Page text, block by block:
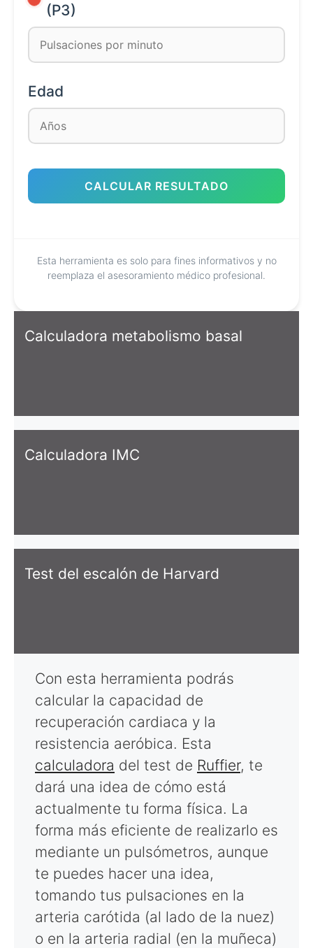
(P3)
Edad
CALCULAR RESULTADO
Esta herramienta es solo para fines informativos y no
reemplaza el asesoramiento médico profesional.
Calculadora metabolismo basal
Calculadora IMC
Test del escalón de Harvard
Con esta herramienta podrás
calcular la capacidad de
recuperación cardiaca y la
resistencia aeróbica. Esta
calculadora del test de Ruffier, te
dará una idea de cómo está
actualmente tu forma física. La
forma más eficiente de realizarlo es
mediante un pulsómetros, aunque
te puedes hacer una idea,
tomando tus pulsaciones en la
arteria carótida (al lado de la nuez)
o en la arteria radial (en la muñeca)